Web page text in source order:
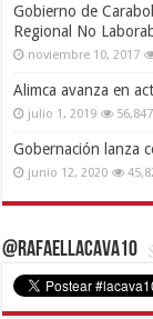
Gobierno de
Regional No
noviembre 10, 2017
Alimca avanza en
julio 1, 2019 56,847
Gobernación lanza
junio 12, 2020
@RafaelLacava10